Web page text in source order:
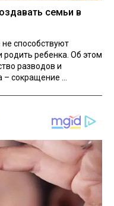
семьи в
не способствуют
ребенка. Об этом
разводов и
сокращение ...